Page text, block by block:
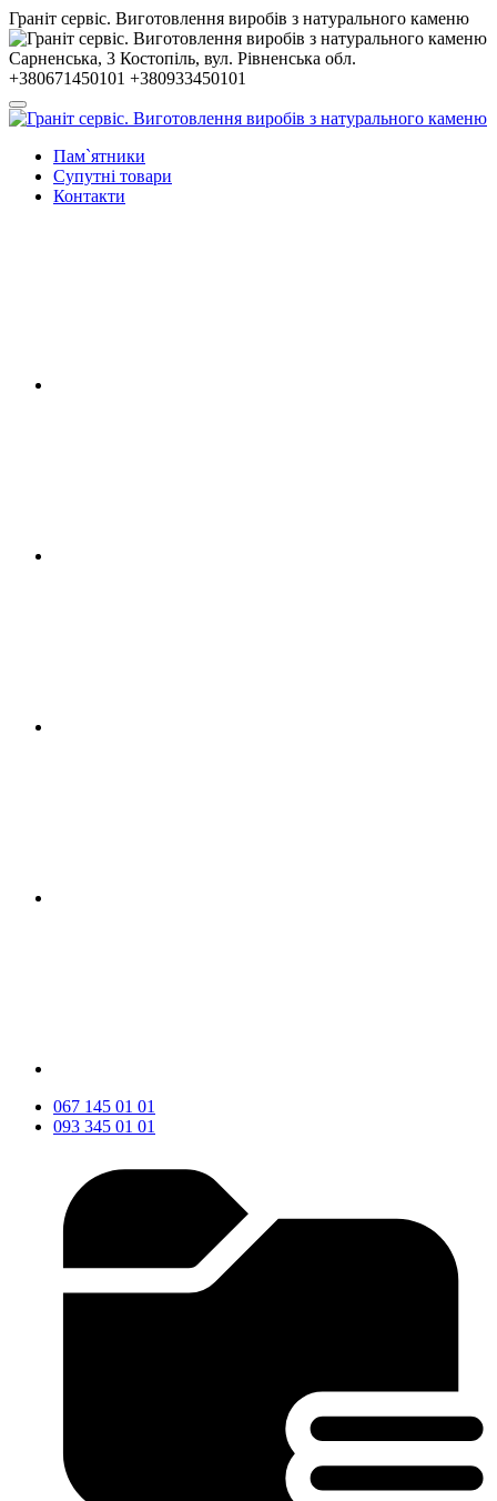
Гранiт сервiс. Виготовлення виробів з натурального каменю
Сарненська, 3 Костопiль, вул. Рiвненська обл.
+380671450101 +380933450101
Пам`ятники
Супутні товари
Контакти
067 145 01 01
093 345 01 01